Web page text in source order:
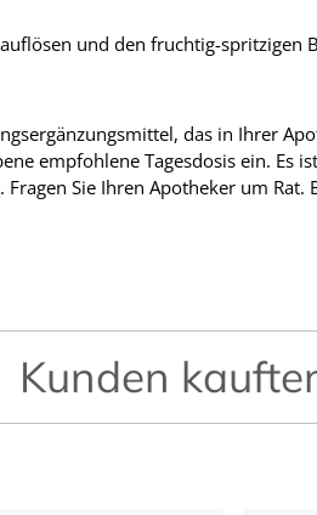
und den fruchtig-spritzigen
das in Ihrer
empfohlene Tagesdosis ein. Es
Sie Ihren Apotheker um
Kunden